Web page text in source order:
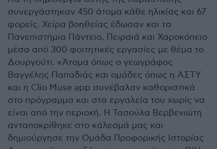
συνεργάστηκαν 450 άτομα κάθε ηλικίας και 67
φορείς. Χείρα βοηθείας έδωσαν και τα
Πανεπιστήμια Πάντειο, Πειραιά και Χαροκόπειο
μέσα από 300 φοιτητικές εργασίες με θέμα το
Δουργούτι. «Άτομα όπως ο γεωγράφος
Βαγγέλης Παπαδιάς και ομάδες όπως η ΑΣΤΥ
και η Clio Muse app συνέβαλαν καθοριστικά
στο πρόγραμμα και στα εργαλεία του χωρίς να
είναι από την περιοχή. Η Τασούλα Βερβενιώτη
ανταποκρίθηκε στο κάλεσμά μας και
δημιούργησε την Ομάδα Προφορικής Ιστορίας